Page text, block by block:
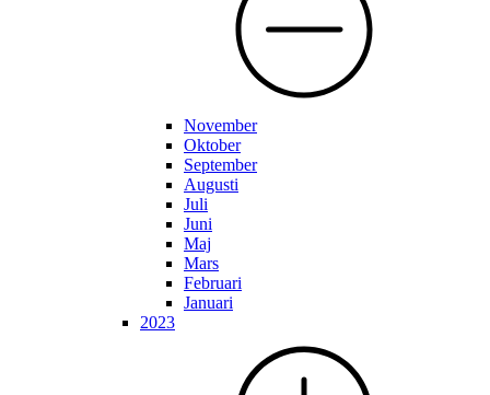
November
Oktober
September
Augusti
Juli
Juni
Maj
Mars
Februari
Januari
2023